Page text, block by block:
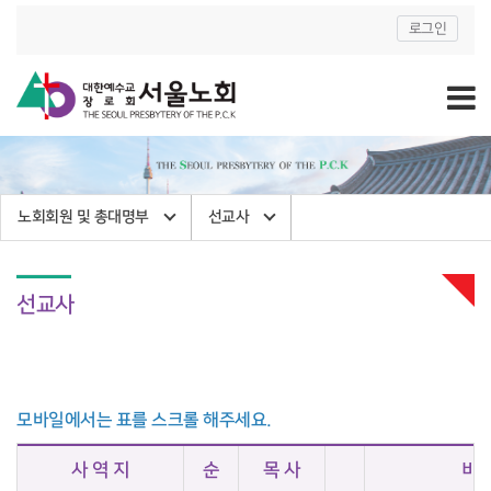
로그인
노회회원 및 총대명부 선교사
선교사
모바일에서는 표를 스크롤 해주세요.
사 역 지 순 목 사 비